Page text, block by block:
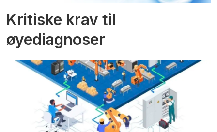
Kritiske krav til
øyediagnoser